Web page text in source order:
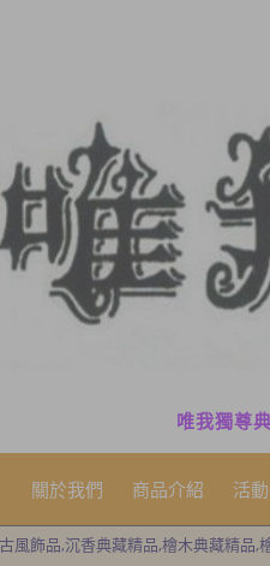
唯我獨尊
關於我們 商品介紹 活
典藏精品,檜木精油,批發 運用七寶